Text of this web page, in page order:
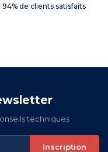
94% de clients satisfaits
techniques
Inscription